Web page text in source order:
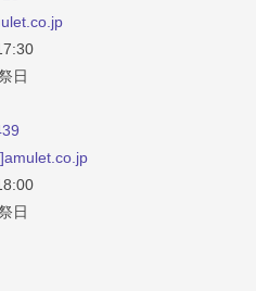
日
日